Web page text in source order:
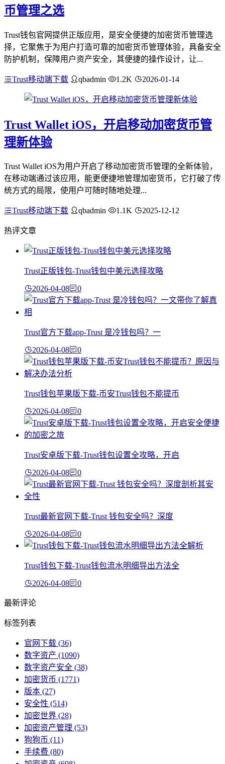
币管理之选
Trust钱包官网提供正版应用，是安全便捷的加密货币管理选
择，它聚焦于为用户打造可靠的加密货币管理体验，具备安全
防护机制，保障用户资产安全，其便捷的操作设计，让...
Trust移动端下载 qbadmin 1.2K 2026-01-14
Trust Wallet iOS，开启移动加密货币管
理新体验
Trust Wallet iOS为用户开启了移动加密货币管理的全新体验，
在移动端通过该应用，能更便捷地管理加密货币，它打破了传
统方式的局限，使用户可随时随地处理...
Trust移动端下载 qbadmin 1.1K 2025-12-12
热评文章
Trust正版钱包-Trust钱包中美元选择攻略
2026-04-08 0
Trust官方下载app-Trust 是冷钱包吗？一
2026-04-08 0
Trust钱包苹果版下载-币安Trust钱包不能提币
2026-04-08 0
Trust安卓版下载-Trust钱包设置全攻略，开启
2026-04-08 0
Trust最新官网下载-Trust 钱包安全吗？深度
2026-04-08 0
Trust钱包下载-Trust钱包流水明细导出方法全
2026-04-08 0
最新评论
标签列表
官网下载 (36)
数字资产 (1090)
数字资产安全 (38)
加密货币 (1771)
版本 (27)
安全性 (514)
加密世界 (28)
加密资产管理 (53)
狗狗币 (11)
手续费 (80)